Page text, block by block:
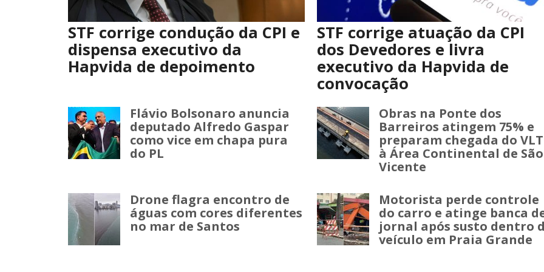
STF corrige condução da CPI e
dispensa executivo da
Hapvida de depoimento
STF corrige atuação da CPI
dos Devedores e livra
executivo da Hapvida de
convocação
Flávio Bolsonaro anuncia
deputado Alfredo Gaspar
como vice em chapa pura
do PL
Obras na Ponte dos
Barreiros atingem 75% e
preparam chegada do VLT
à Área Continental de São
Vicente
Drone flagra encontro de
águas com cores diferentes
no mar de Santos
Motorista perde controle
do carro e atinge banca
jornal após susto dentro
veículo em Praia Grande